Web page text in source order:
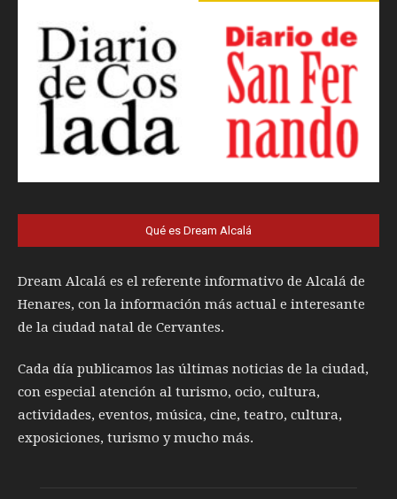
Qué es Dream Alcalá
Dream Alcalá es el referente informativo de Alcalá de
Henares, con la información más actual e interesante
de la ciudad natal de Cervantes.
Cada día publicamos las últimas noticias de la ciudad,
con especial atención al turismo, ocio, cultura,
actividades, eventos, música, cine, teatro, cultura,
exposiciones, turismo y mucho más.